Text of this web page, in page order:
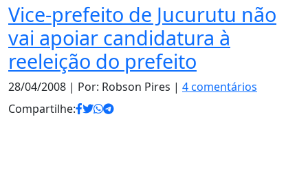
Vice-prefeito de Jucurutu não
vai apoiar candidatura à
reeleição do prefeito
28/04/2008 | Por: Robson Pires | 4 comentários
Compartilhe: